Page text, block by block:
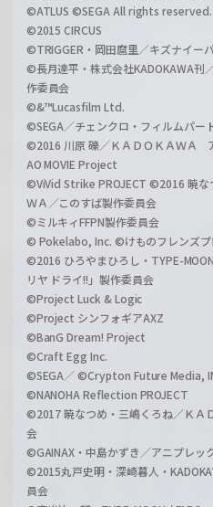
©ATLUS ©SEGA All rights reserved.
©2015 CIRCUS
©TRIGGER・岡田麿里／キズナイー
©長月達平・株式会社KADOKAWA刊
作委員会
©&™Lucasfilm Ltd.
©SEGA／チェンクロ・フィルムパー
©2016 川原 礫／ＫＡＤＯＫＡＷＡ
AO MOVIE Project
©ViVid Strike PROJECT ©2016 暁な
ＷＡ／このすば製作委員会
©ミルキィFFPN製作委員会
© Pokelabo, Inc. ©けものフレンズプ
©2016 ひろやまひろし・TYPE-
リヤ ドライ!!」製作委員会
©Project Luck & Logic
©Project シンフォギアAXZ
©BanG Dream! Project
©Craft Egg Inc.
©SEGA／ ©Crypton Future Media,
©NANOHA Reflection PROJECT
©2017 暁なつめ・三嶋くろね／ＫＡ
会
©GAINAX・中島かずき／アニプレッ
©2015丸戸史明・深崎暮人・
員会